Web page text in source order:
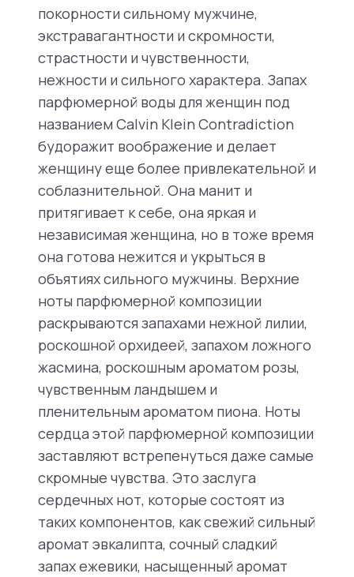
покорности сильному мужчине,
экстравагантности и скромности,
страстности и чувственности,
нежности и сильного характера. Запах
парфюмерной воды для женщин под
названием Calvin Klein Contradiction
будоражит воображение и делает
женщину еще более привлекательной и
соблазнительной. Она манит и
притягивает к себе, она яркая и
независимая женщина, но в тоже время
она готова нежится и укрыться в
объятиях сильного мужчины. Верхние
ноты парфюмерной композиции
раскрываются запахами нежной лилии,
роскошной орхидеей, запахом ложного
жасмина, роскошным ароматом розы,
чувственным ландышем и
пленительным ароматом пиона. Ноты
сердца этой парфюмерной композиции
заставляют встрепенуться даже самые
скромные чувства. Это заслуга
сердечных нот, которые состоят из
таких компонентов, как свежий сильный
аромат эвкалипта, сочный сладкий
запах ежевики, насыщенный аромат